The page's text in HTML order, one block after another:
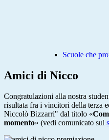
Scuole che
Amici di Nicco
Congratulazioni alla nostra
risultata fra i vincitori della terza
Niccolò Bizzarri" dal titolo «
momento» (vedi comunicato sul